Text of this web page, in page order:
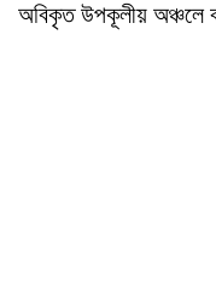
অবিকৃত উপকূলীয় অঞ্চলে